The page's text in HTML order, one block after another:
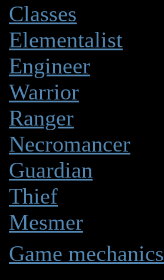
Classes
Elementalist
Engineer
Warrior
Ranger
Necromancer
Guardian
Thief
Mesmer
Game mechanics